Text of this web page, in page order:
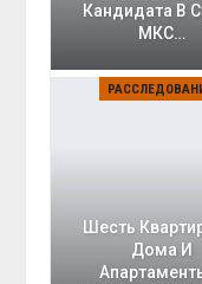
Кандидата В
МКС…
Шесть
Дома И